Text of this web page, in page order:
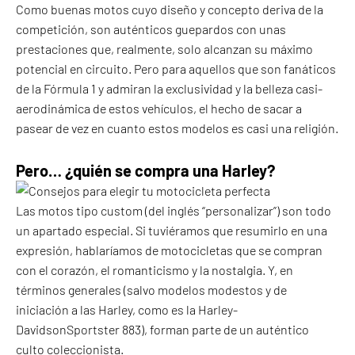
Como buenas motos cuyo diseño y concepto deriva de la
competición, son auténticos guepardos con unas
prestaciones que, realmente, solo alcanzan su máximo
potencial en circuito. Pero para aquellos que son fanáticos
de la Fórmula 1 y admiran la exclusividad y la belleza casi-
aerodinámica de estos vehículos, el hecho de sacar a
pasear de vez en cuanto estos modelos es casi una religión.
Pero… ¿quién se compra una Harley?
Las motos tipo custom (del inglés “personalizar”) son todo
un apartado especial. Si tuviéramos que resumirlo en una
expresión, hablaríamos de motocicletas que se compran
con el corazón, el romanticismo y la nostalgia. Y, en
términos generales (salvo modelos modestos y de
iniciación a las Harley, como es la Harley-
DavidsonSportster 883), forman parte de un auténtico
culto coleccionista.